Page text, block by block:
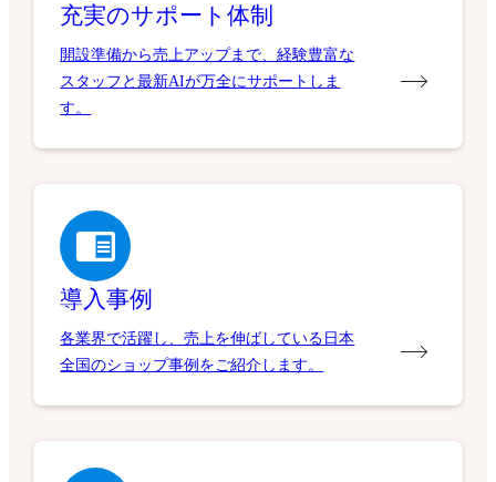
充実のサポート体制
開設準備から売上アップまで、経験豊富な
スタッフと最新AIが万全にサポートしま
す。
導入事例
各業界で活躍し、売上を伸ばしている日本
全国のショップ事例をご紹介します。